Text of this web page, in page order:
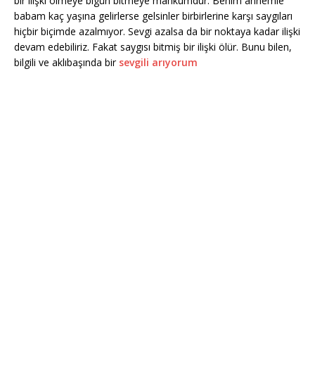
babam kaç yaşına gelirlerse gelsinler birbirlerine karşı saygıları
hiçbir biçimde azalmıyor. Sevgi azalsa da bir noktaya kadar ilişki
devam edebiliriz. Fakat saygısı bitmiş bir ilişki ölür. Bunu bilen,
bilgili ve aklıbaşında bir sevgili arıyorum